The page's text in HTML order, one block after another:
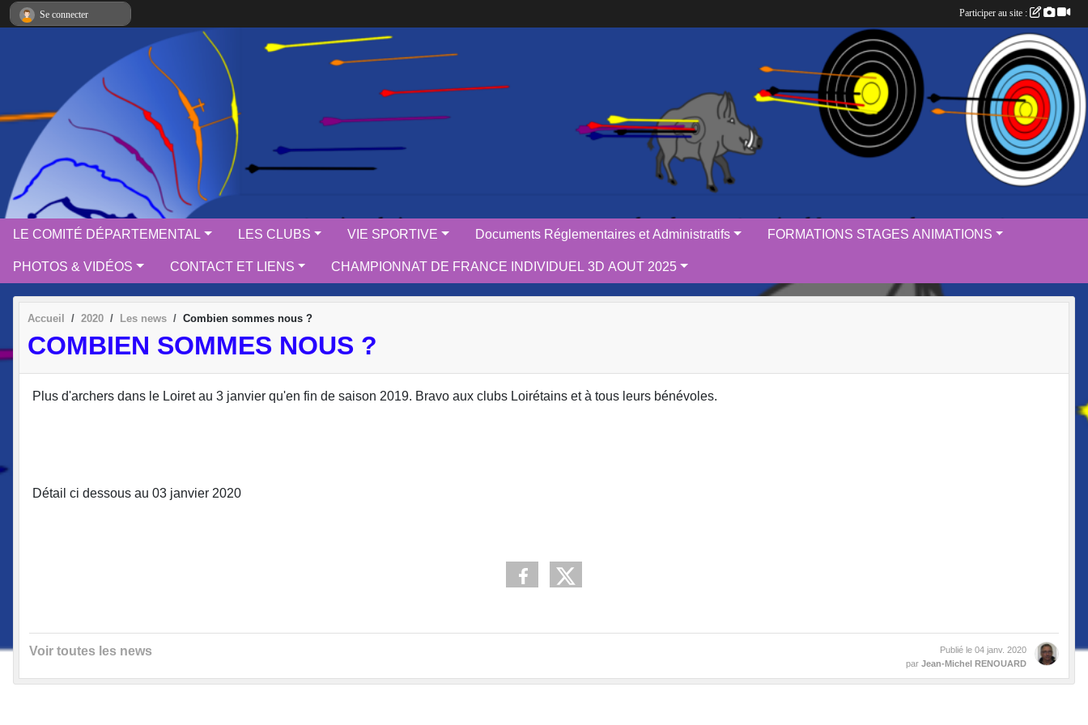
LE COMITÉ DÉPARTEMENTAL LES CLUBS VIE SPORTIVE Documents Réglementaires et Administratifs FORMATIONS STAGES ANIMATIONS
PHOTOS & VIDÉOS CONTACT ET LIENS CHAMPIONNAT DE FRANCE INDIVIDUEL 3D AOUT 2025
Accueil 2020 Les news Combien sommes nous ?
COMBIEN SOMMES NOUS ?
Plus d'archers dans le Loiret au 3 janvier qu'en fin de saison 2019. Bravo aux clubs Loirétains et à tous leurs bénévoles.
Détail ci dessous au 03 janvier 2020
Voir toutes les news Publié le 04 janv. 2020
par Jean-Michel RENOUARD
Se connecter Participer au site :
Panneau de gestion des cookies